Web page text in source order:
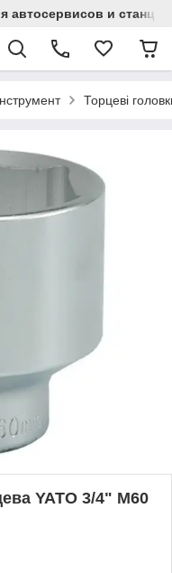
автосервисов и
Торцеві
YATO 3/4" М60